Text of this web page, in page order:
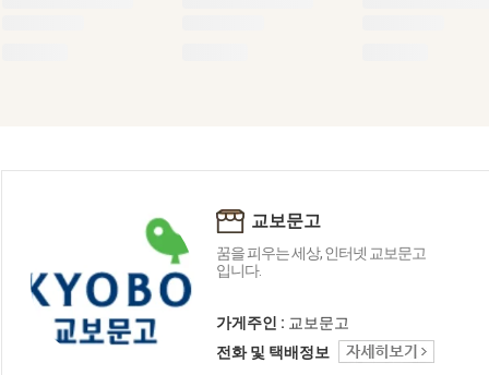
교보문고
꿈을 피우는 세상, 인터넷 교보문고
입니다.
가게주인 : 교보문고
전화 및 택배정보